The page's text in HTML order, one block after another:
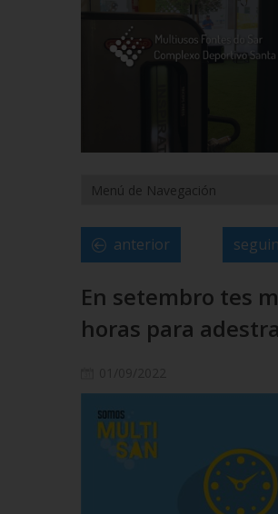
anterior
En setembro tes
horas para